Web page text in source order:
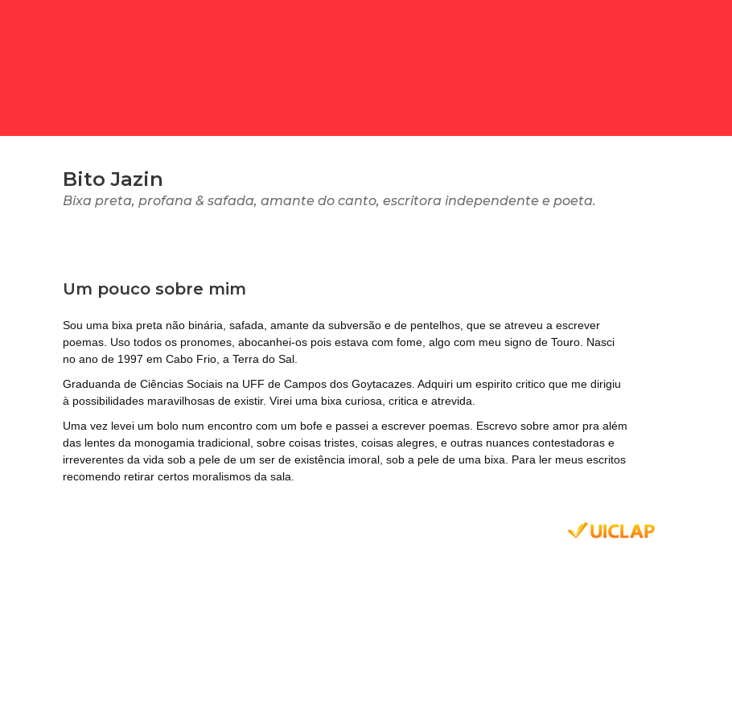
Bito Jazin
Bixa preta, profana & safada, amante do canto, escritora independente e poeta.
Um pouco sobre mim
Sou uma bixa preta não binária, safada, amante da subversão e de pentelhos, que se atreveu a escrever
poemas. Uso todos os pronomes, abocanhei-os pois estava com fome, algo com meu signo de Touro. Nasci
no ano de 1997 em Cabo Frio, a Terra do Sal.
Graduanda de Ciências Sociais na UFF de Campos dos Goytacazes. Adquiri um espirito critico que me dirigiu
à possibilidades maravilhosas de existir. Virei uma bixa curiosa, critica e atrevida.
Uma vez levei um bolo num encontro com um bofe e passei a escrever poemas. Escrevo sobre amor pra além
das lentes da monogamia tradicional, sobre coisas tristes, coisas alegres, e outras nuances contestadoras e
irreverentes da vida sob a pele de um ser de existência imoral, sob a pele de uma bixa. Para ler meus escritos
recomendo retirar certos moralismos da sala.